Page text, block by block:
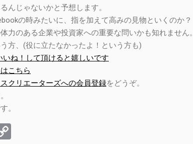
んじゃないかと予想します。
の時みたいに、指を加えて高みの見物といくのか？
力のある企業や投資家への重要な問いかも知れません。
方、(役に立たなかったよ！という方も)
いね！して頂けると嬉しいです
こちら
クリエーターズへの会員登録をどうぞ。
。